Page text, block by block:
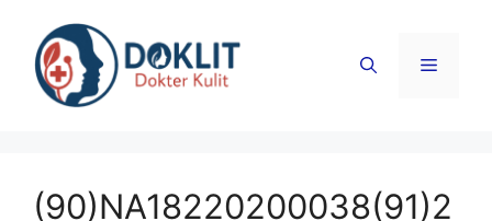
Menu
(90)NA18220200038(91)2